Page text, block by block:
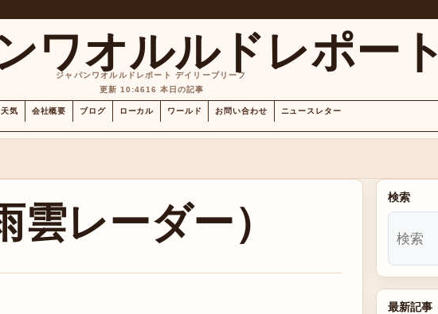
ワオルルドレポート
ジャパンワオルルドレポート デイリーブリーフ
更新 10:4616 本日の記事
天気 会社概要 ブログ ローカル ワールド お問い合わせ ニュースレター
レーダー） 検索
最新記事